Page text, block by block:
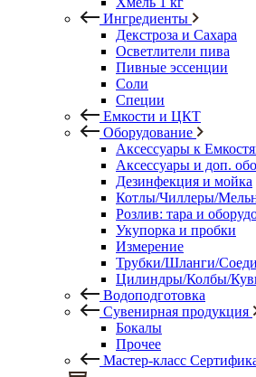
Ингредиенты
Декстроза и Сахара
Осветлители пива
Пивные эссенции
Соли
Специи
Емкости и ЦКТ
Оборудование
Аксессуары к
Аксессуары и доп.
Дезинфекция и мойка
Котлы/Чиллеры/
Розлив: тара и
Укупорка и пробки
Измерение
Трубки/Шланги/
Цилиндры/Колбы/
Водоподготовка
Сувенирная продукция
Бокалы
Прочее
Мастер-класс